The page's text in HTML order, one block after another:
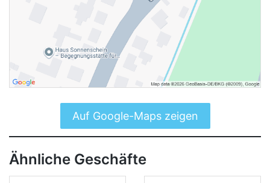
Auf Google-Maps zeigen
Ähnliche Geschäfte